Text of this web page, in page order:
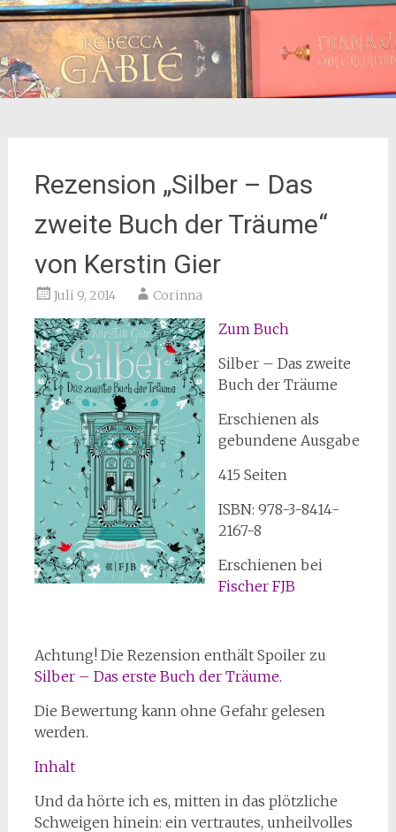
Rezension „Silber – Das
zweite Buch der Träume“
von Kerstin Gier
Juli 9, 2014 Corinna
Zum Buch
Silber – Das zweite
Buch der Träume
Erschienen als
gebundene Ausgabe
415 Seiten
ISBN: 978-3-8414-
2167-8
Erschienen bei
Fischer FJB
Achtung! Die Rezension enthält Spoiler zu
Silber – Das erste Buch der Träume.
Die Bewertung kann ohne Gefahr gelesen
werden.
Inhalt
Und da hörte ich es, mitten in das plötzliche
Schweigen hinein: ein vertrautes, unheilvolles